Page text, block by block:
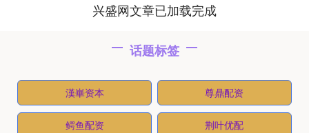
兴盛网文章已加载完成
话题标签
漢崋资本 尊鼎配资
鳄鱼配资 荆叶优配